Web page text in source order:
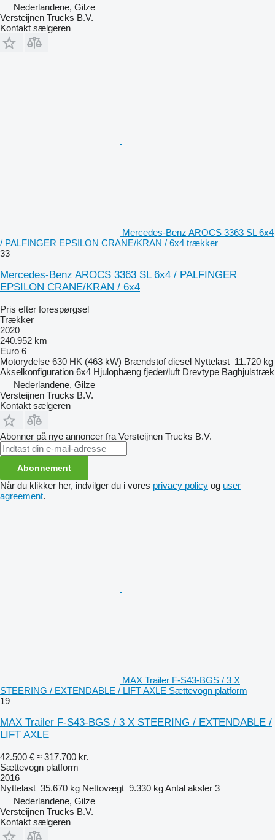
Nederlandene, Gilze
Versteijnen Trucks B.V.
Kontakt sælgeren
Mercedes-Benz AROCS 3363 SL 6x4
/ PALFINGER EPSILON CRANE/KRAN / 6x4 trækker
33
Mercedes-Benz AROCS 3363 SL 6x4 / PALFINGER
EPSILON CRANE/KRAN / 6x4
Pris efter forespørgsel
Trækker
2020
240.952 km
Euro 6
Motorydelse 630 HK (463 kW) Brændstof diesel Nyttelast 11.720 kg
Akselkonfiguration 6x4 Hjulophæng fjeder/luft Drevtype Baghjulstræk
Nederlandene, Gilze
Versteijnen Trucks B.V.
Kontakt sælgeren
Abonner på nye annoncer fra Versteijnen Trucks B.V.
Abonnement
Når du klikker her, indvilger du i vores privacy policy og user
agreement.
MAX Trailer F-S43-BGS / 3 X
STEERING / EXTENDABLE / LIFT AXLE Sættevogn platform
19
MAX Trailer F-S43-BGS / 3 X STEERING / EXTENDABLE /
LIFT AXLE
42.500 € ≈ 317.700 kr.
Sættevogn platform
2016
Nyttelast 35.670 kg Nettovægt 9.330 kgAntal aksler 3
Nederlandene, Gilze
Versteijnen Trucks B.V.
Kontakt sælgeren